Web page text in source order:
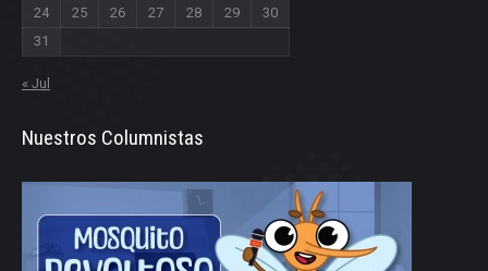
24
25 26 27 28 29
30
31
« Jul
Nuestros Columnistas